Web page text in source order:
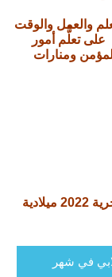
والعمل والوقت
على تعلُّم أمور
ومنارات
في شهر